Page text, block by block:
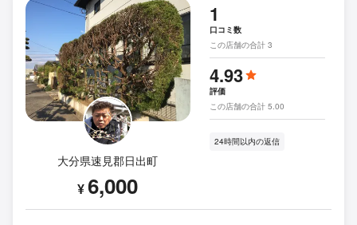
大分県速見郡日出町
¥6,000
1
口コミ数
この店舗の合計 3
4.93
評価
この店舗の合計 5.00
24時間以内の返信